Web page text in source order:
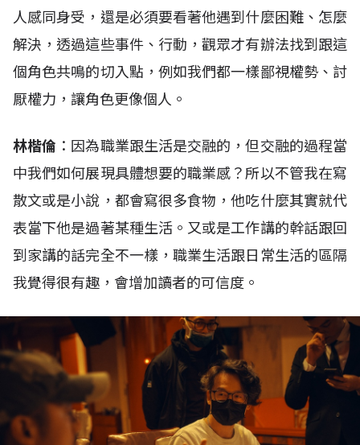
人感同身受，還是必須要看著他遇到什麼困難、怎麼
解決，透過這些事件、行動，觀眾才有辦法找到跟這
個角色共鳴的切入點，例如我們都一樣鄙視權勢、討
厭權力，讓角色更像個人。
林楷倫 ：因為職業跟生活是交融的，但交融的過程當
中我們如何展現具體想要的職業感？所以不管我在寫
散文或是小說，都會寫很多食物，他吃什麼其實就代
表當下他是過著某種生活。又或是工作講的幹話跟回
到家講的話完全不一樣，職業生活跟日常生活的區隔
我覺得很有趣，會增加讀者的可信度。